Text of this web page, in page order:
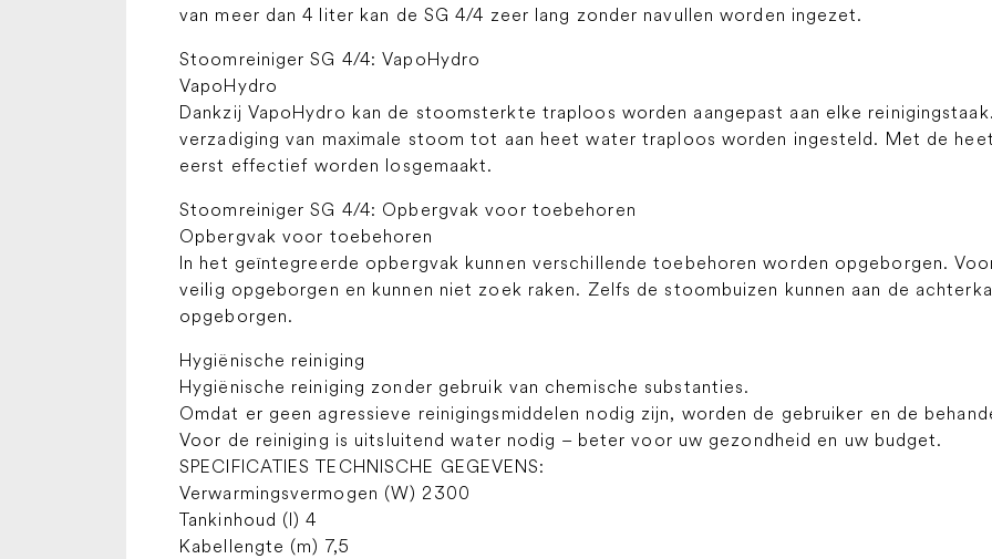
van meer dan 4 liter kan de SG 4/4 zeer lang zonder navullen worden ingezet.
Stoomreiniger SG 4/4: VapoHydro
VapoHydro
Dankzij VapoHydro kan de stoomsterkte traploos worden aangepast aan elke
verzadiging van maximale stoom tot aan heet water traploos worden ingesteld. Met de
eerst effectief worden losgemaakt.
Stoomreiniger SG 4/4: Opbergvak voor toebehoren
Opbergvak voor toebehoren
In het geïntegreerde opbergvak kunnen verschillende toebehoren worden opgeborgen.
veilig opgeborgen en kunnen niet zoek raken. Zelfs de stoombuizen kunnen aan de
opgeborgen.
Hygiënische reiniging
Hygiënische reiniging zonder gebruik van chemische substanties.
Omdat er geen agressieve reinigingsmiddelen nodig zijn, worden de gebruiker en de
Voor de reiniging is uitsluitend water nodig – beter voor uw gezondheid en uw budget.
SPECIFICATIES TECHNISCHE GEGEVENS:
Verwarmingsvermogen (W) 2300
Tankinhoud (l) 4
Kabellengte (m) 7,5